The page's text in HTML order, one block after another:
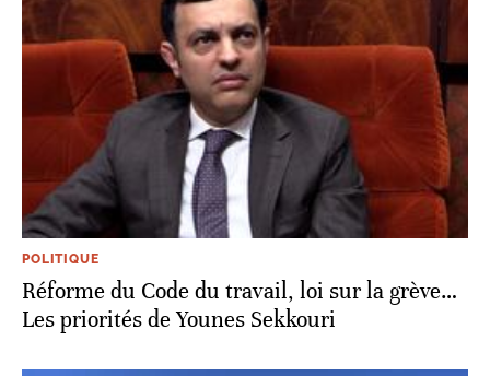
POLITIQUE
Réforme du Code du travail, loi sur la grève…
Les priorités de Younes Sekkouri